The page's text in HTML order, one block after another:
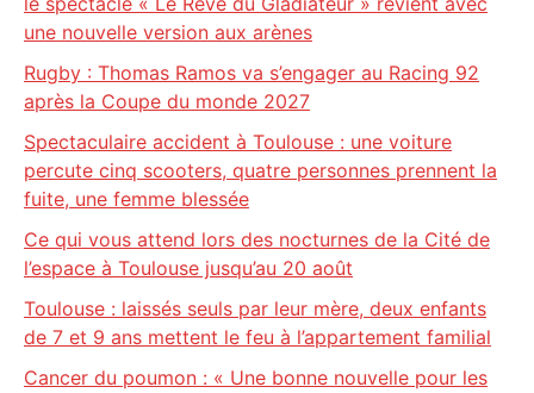
une nouvelle version aux arènes
Rugby : Thomas Ramos va s’engager au Racing 92
après la Coupe du monde 2027
Spectaculaire accident à Toulouse : une voiture
percute cinq scooters, quatre personnes prennent la
fuite, une femme blessée
Ce qui vous attend lors des nocturnes de la Cité de
l’espace à Toulouse jusqu’au 20 août
Toulouse : laissés seuls par leur mère, deux enfants
de 7 et 9 ans mettent le feu à l’appartement familial
Cancer du poumon : « Une bonne nouvelle pour les